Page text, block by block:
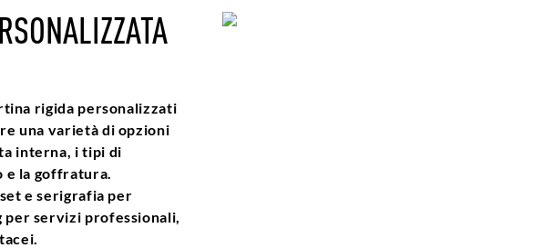
rigida personalizzati
una varietà di opzioni
interna, i tipi di
e la goffratura.
e serigrafia per
per servizi professionali,